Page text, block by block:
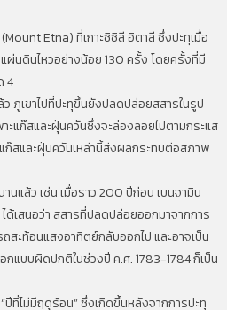
Etna) ที่เกาะซิซิลี อิตาลี ซึ่งปะทุเมื่อ
ผ่นดินไหวอย่างน้อย 130 ครั้ง โดยครั้งที่มี
4
ภูเขาไปที่ปะทุขึ้นยังปลดปล่อยสสารในรูป
ะแก๊สและฝุ่นควันซึ่งจะล่องลอยไปตามกระแส
ก๊สและฝุ่นควันเหล่านี้ส่งผลกระทบต่อสภาพ
นแล้ว เช่น เมื่อราว 200 ปีก่อน เบนจามิน
เสนอว่า สสารที่ปลดปล่อยออกมาจากการ
สะท้อนแสงอาทิตย์กลับออกไป และอาจเป็น
กแบบผิดปกติในช่วงปี ค.ศ. 1783-1784 ก็เป็น
ที่ไม่มีฤดูร้อน” ซึ่งเกิดขึ้นหลังจากการปะทุ